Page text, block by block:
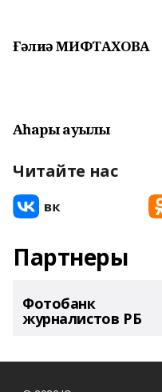
Ғәлиә МИФТАХОВА
Аҡһары ауылы
Читайте нас
Партнеры
Фотобанк
журналистов РБ